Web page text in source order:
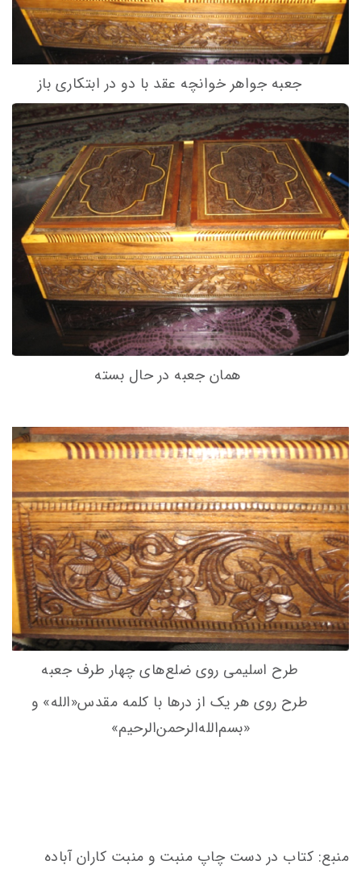
جعبه جواهر خوانچه عقد با دو در ابتکاری باز
همان جعبه در حال بسته
طرح اسلیمی روی ضلع‌های چهار طرف جعبه
طرح روی هر یک از درها با کلمه مقدس«الله» و
«بسم‌الله‌الرحمن‌الرحیم»
منبع: کتاب در دست چاپ منبت و منبت کاران آباده